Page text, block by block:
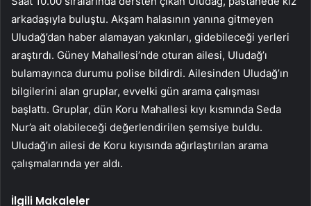
arkadaşıyla buluştu. Akşam halasının yanına gitmeyen
Uludağ’dan haber alamayan yakınları, gidebileceği yerleri
araştırdı. Güney Mahallesi’nde oturan ailesi, Uludağ’ı
bulamayınca durumu polise bildirdi. Ailesinden Uludağ’ın
bilgilerini alan gruplar, evvelki gün arama çalışması
başlattı. Gruplar, dün Koru Mahallesi kıyı kısmında Seda
Nur’a ait olabileceği değerlendirilen şemsiye buldu.
Uludağ’ın ailesi de Koru kıyısında ağırlaştırılan arama
çalışmalarında yer aldı.
İlgili Makaleler